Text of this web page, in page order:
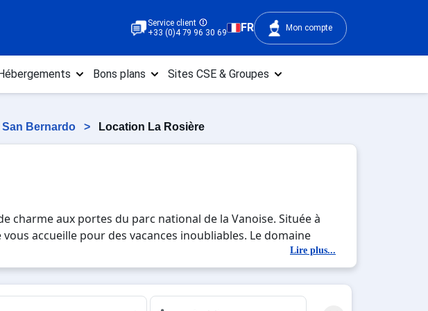
Service client
+33 (0)4 79 96 30 69
FR Mon compte
Bons plans Sites CSE & Groupes
Bernardo > Location La Rosière
charme aux portes du parc national de la Vanoise. Située à
accueille pour des vacances inoubliables. Le domaine
culminant étant le Mont Valaisan qui culmine jusqu’à
sur un total de 154km de piste. La station est labellisée
snake gliss, descente en luge ou yooner etc). Son
saison de mi-décembre à fin avril. Encore un grand point
Lire plus...